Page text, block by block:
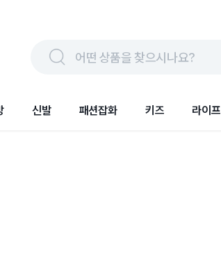
어떤 상품을 찾으시나요?
신발 패션잡화 키즈 라이프